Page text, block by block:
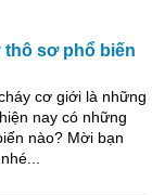
thô sơ phổ biến
cơ giới là những
nay có những
nào? Mời bạn